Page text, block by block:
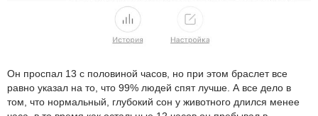
Он проспал 13 с половиной часов, но при этом браслет все
равно указал на то, что 99% людей спят лучше. А все дело в
том, что нормальный, глубокий сон у животного длился менее